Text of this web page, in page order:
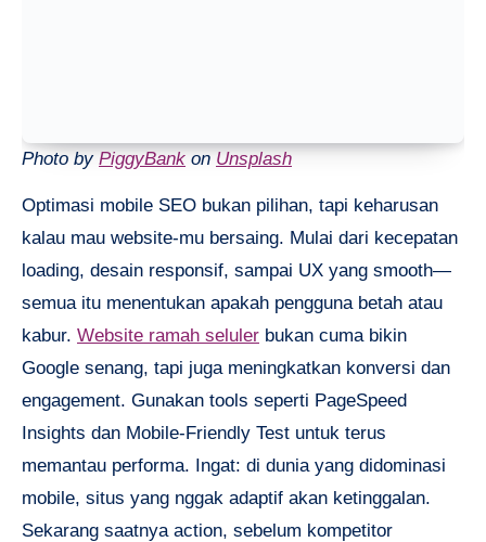
Photo by PiggyBank on Unsplash
Optimasi mobile SEO bukan pilihan, tapi keharusan
kalau mau website-mu bersaing. Mulai dari kecepatan
loading, desain responsif, sampai UX yang smooth—
semua itu menentukan apakah pengguna betah atau
kabur. Website ramah seluler bukan cuma bikin
Google senang, tapi juga meningkatkan konversi dan
engagement. Gunakan tools seperti PageSpeed
Insights dan Mobile-Friendly Test untuk terus
memantau performa. Ingat: di dunia yang didominasi
mobile, situs yang nggak adaptif akan ketinggalan.
Sekarang saatnya action, sebelum kompetitor